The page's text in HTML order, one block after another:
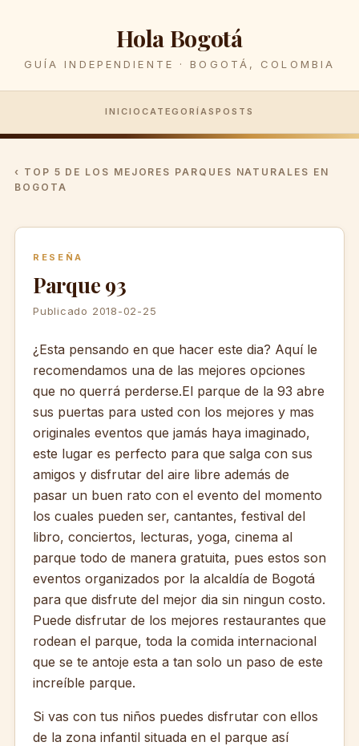
Hola Bogotá
GUÍA INDEPENDIENTE · BOGOTÁ, COLOMBIA
INICIO CATEGORÍASPOSTS
‹ TOP 5 DE LOS MEJORES PARQUES NATURALES EN
BOGOTA
RESEÑA
Parque 93
Publicado 2018-02-25
¿Esta pensando en que hacer este dia? Aquí le
recomendamos una de las mejores opciones
que no querrá perderse.El parque de la 93 abre
sus puertas para usted con los mejores y mas
originales eventos que jamás haya imaginado,
este lugar es perfecto para que salga con sus
amigos y disfrutar del aire libre además de
pasar un buen rato con el evento del momento
los cuales pueden ser, cantantes, festival del
libro, conciertos, lecturas, yoga, cinema al
parque todo de manera gratuita, pues estos son
eventos organizados por la alcaldía de Bogotá
para que disfrute del mejor dia sin ningun costo.
Puede disfrutar de los mejores restaurantes que
rodean el parque, toda la comida internacional
que se te antoje esta a tan solo un paso de este
increíble parque.
Si vas con tus niños puedes disfrutar con ellos
de la zona infantil situada en el parque así